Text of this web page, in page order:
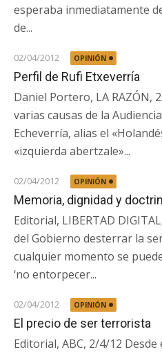
esperaba inmediatamente
de...
02/04/2012 OPINIÓN
Perfil de Rufi Etxeverría
Daniel Portero, LA RAZÓN,
varias causas de la
Echeverría, alias el
«izquierda abertzale»...
02/04/2012 OPINIÓN
Memoria, dignidad y
Editorial, LIBERTAD
del Gobierno desterrar la
cualquier momento se
‘no entorpecer...
02/04/2012 OPINIÓN
El precio de ser terrorista
Editorial, ABC, 2/4/12